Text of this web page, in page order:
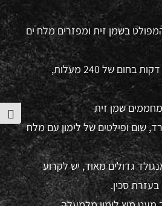
בשמן זית ומפזרים מלח ים
אופים בתנור במשך 4 דקות בחום של 240 מעלות,
שמן זית
שום ופילטים של לימון עם מלח
גדולים מאוד, יש לקרוע
סכין.